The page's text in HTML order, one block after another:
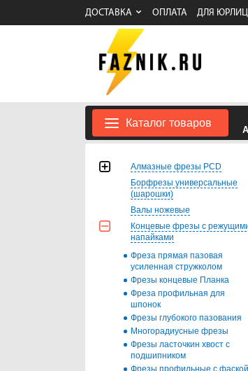
ДОСТАВКА ОПЛАТА ДЛЯ ЮРЛИЦ
Каталог товаров
Алмазные фрезы PCD
Борфрезы универсальные
(шарошки)
Валы ножевые
Концевые фрезы с
напайками
Фреза прямая пазовая
усиленная стружколом
Фрезы концевые Планка
Фреза профильная для
шпонок
Фрезы глубокого пазования
Многорадиусные фрезы
Фрезы ласточкин хвост с
подшипником
Фрезы профильные с фаской